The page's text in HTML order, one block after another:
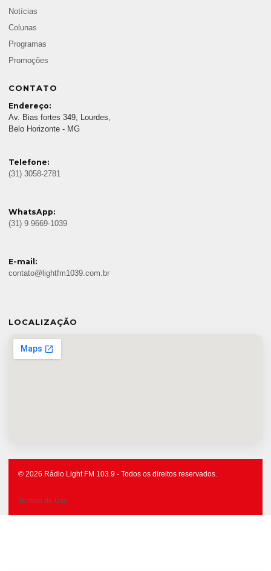
Notícias
Colunas
Programas
Promoções
CONTATO
Endereço:
Av. Bias fortes 349, Lourdes,
Belo Horizonte - MG
Telefone:
(31) 3058-2781
WhatsApp:
(31) 9 9669-1039
E-mail:
contato@lightfm1039.com.br
LOCALIZAÇÃO
© 2026 Rádio Light FM 103.9 - Todos os direitos reservados.
Termos de Uso